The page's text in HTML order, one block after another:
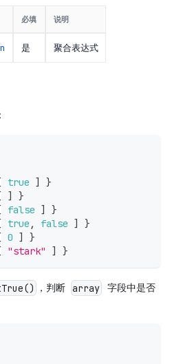
必填 说明
是 聚合表达式
[ true ]
}
[ ]
}
[ false ]
}
[ true , false ]
}
[ 0 ]
}
[ "stark" ] }
，判断 array
字段中是否